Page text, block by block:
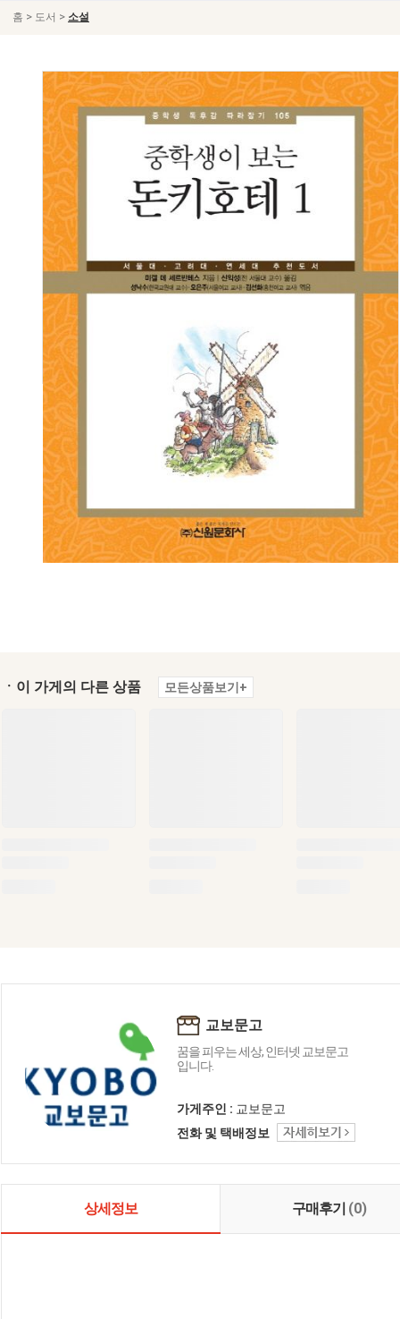
홈 > 도서 > 소설
ㆍ이 가게의 다른 상품 모든상품보기+
교보문고
꿈을 피우는 세상, 인터넷 교보문고
입니다.
가게주인 : 교보문고
전화 및 택배정보
상세정보 구매후기 (0)